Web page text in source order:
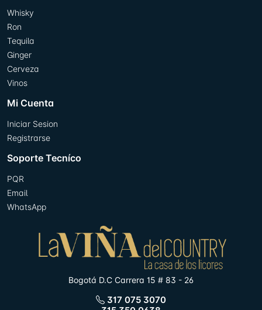
Whisky
Ron
Tequila
Ginger
Cerveza
Vinos
Mi Cuenta
Iniciar Sesion
Registrarse
Soporte Tecníco
PQR
Email
WhatsApp
Bogotá D.C Carrera 15 # 83 - 26
317 075 3070